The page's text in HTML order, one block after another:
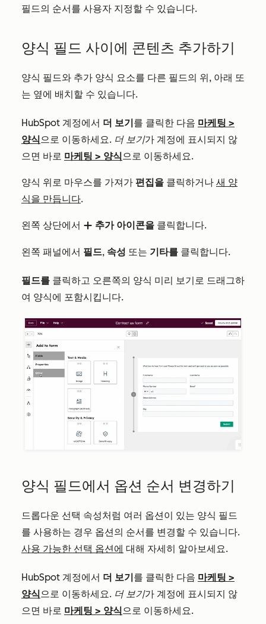
필드의 순서를 사용자 지정할 수 있습니다.
양식 필드 사이에 콘텐츠 추가하기
양식 필드와 추가 양식 요소를 다른 필드의 위, 아래 또
는 옆에 배치할 수 있습니다.
HubSpot 계정에서 더 보기를 클릭한 다음 마케팅 >
양식으로 이동하세요. 더 보기가 계정에 표시되지 않
으면 바로 마케팅 > 양식으로 이동하세요.
양식 위로 마우스를 가져가 편집을 클릭하거나 새 양
식을 만듭니다.
왼쪽 상단에서 add 추가 아이콘을 클릭합니다.
왼쪽 패널에서 필드, 속성 또는 기타를 클릭합니다.
필드를 클릭하고 오른쪽의 양식 미리 보기로 드래그하
여 양식에 포함시킵니다.
양식 필드에서 옵션 순서 변경하기
드롭다운 선택 속성처럼 여러 옵션이 있는 양식 필드
를 사용하는 경우 옵션의 순서를 변경할 수 있습니다.
사용 가능한 선택 옵션에 대해 자세히 알아보세요.
HubSpot 계정에서 더 보기를 클릭한 다음 마케팅 >
양식으로 이동하세요. 더 보기가 계정에 표시되지 않
으면 바로 마케팅 > 양식으로 이동하세요.